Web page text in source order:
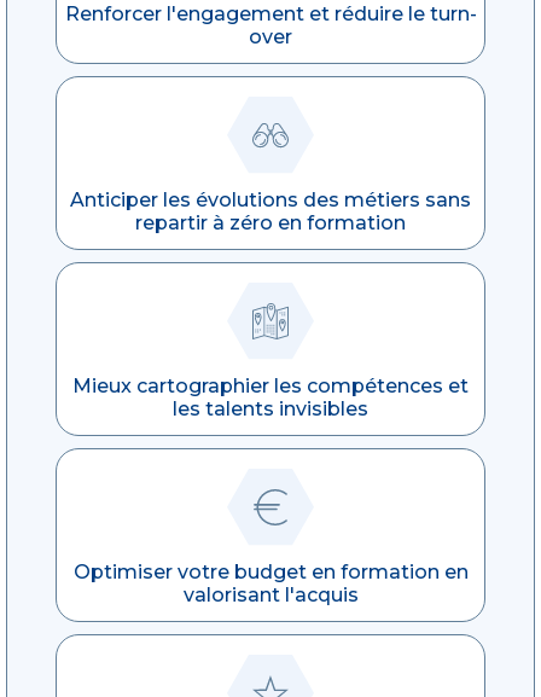
Renforcer l'engagement et réduire le turn-
over
Anticiper les évolutions des métiers sans
repartir à zéro en formation
Mieux cartographier les compétences et
les talents invisibles
Optimiser votre budget en formation en
valorisant l'acquis